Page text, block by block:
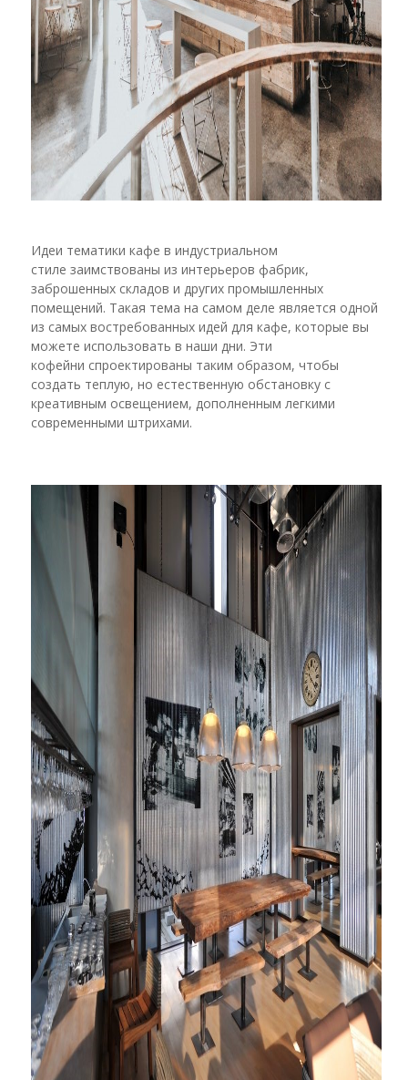
Идеи тематики кафе в индустриальном
стиле заимствованы из интерьеров фабрик,
заброшенных складов и других промышленных
помещений. Такая тема на самом деле является одной
из самых востребованных идей для кафе, которые вы
можете использовать в наши дни. Эти
кофейни спроектированы таким образом, чтобы
создать теплую, но естественную обстановку с
креативным освещением, дополненным легкими
современными штрихами.